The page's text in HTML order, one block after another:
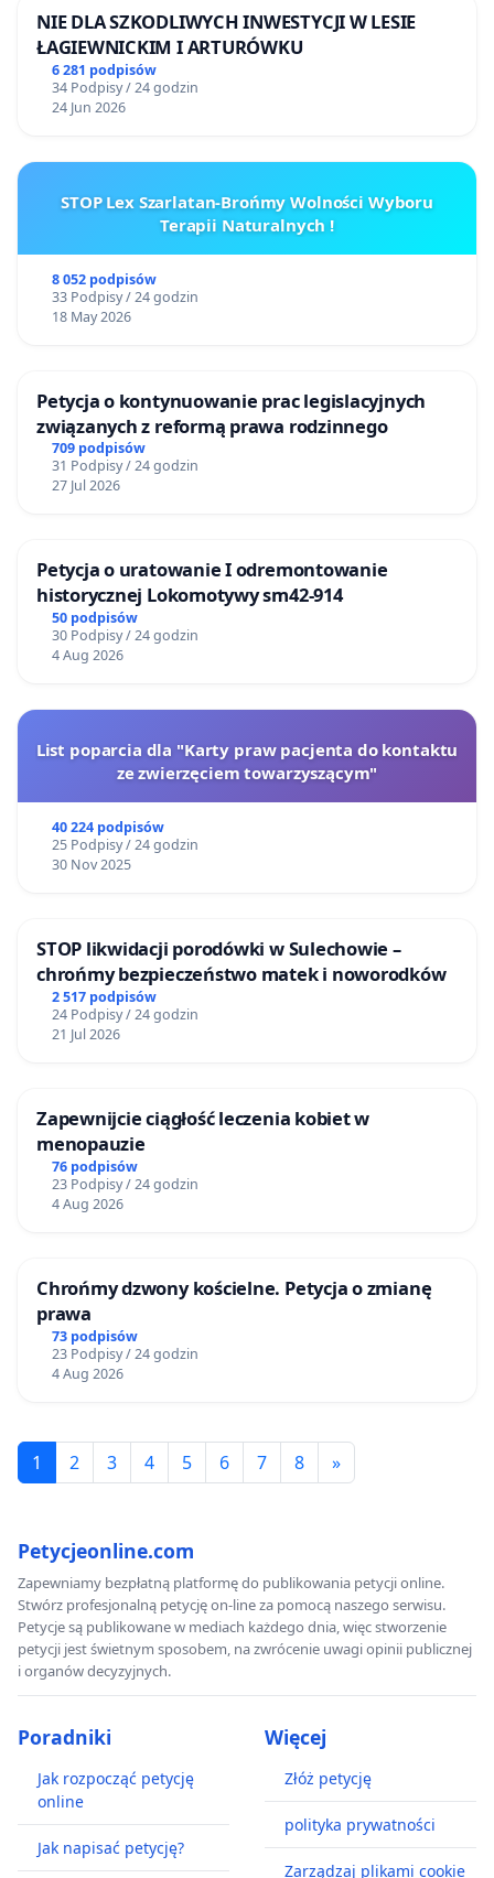
NIE DLA SZKODLIWYCH INWESTYCJI W LESIE
ŁAGIEWNICKIM I ARTURÓWKU
6 281 podpisów
34 Podpisy / 24 godzin
24 Jun 2026
STOP Lex Szarlatan-Brońmy Wolności Wyboru
Terapii Naturalnych !
8 052 podpisów
33 Podpisy / 24 godzin
18 May 2026
Petycja o kontynuowanie prac legislacyjnych
związanych z reformą prawa rodzinnego
709 podpisów
31 Podpisy / 24 godzin
27 Jul 2026
Petycja o uratowanie I odremontowanie
historycznej Lokomotywy sm42-914
50 podpisów
30 Podpisy / 24 godzin
4 Aug 2026
List poparcia dla "Karty praw pacjenta do kontaktu
ze zwierzęciem towarzyszącym"
40 224 podpisów
25 Podpisy / 24 godzin
30 Nov 2025
STOP likwidacji porodówki w Sulechowie –
chrońmy bezpieczeństwo matek i noworodków
2 517 podpisów
24 Podpisy / 24 godzin
21 Jul 2026
Zapewnijcie ciągłość leczenia kobiet w
menopauzie
76 podpisów
23 Podpisy / 24 godzin
4 Aug 2026
Chrońmy dzwony kościelne. Petycja o zmianę
prawa
73 podpisów
23 Podpisy / 24 godzin
4 Aug 2026
1 2 3 4 5 6 7 8 »
Petycjeonline.com
Zapewniamy bezpłatną platformę do publikowania petycji online.
Stwórz profesjonalną petycję on-line za pomocą naszego serwisu.
Petycje są publikowane w mediach każdego dnia, więc stworzenie
petycji jest świetnym sposobem, na zwrócenie uwagi opinii publicznej
i organów decyzyjnych.
Poradniki
Jak rozpocząć petycję
online
Jak napisać petycję?
Więcej
Złóż petycję
polityka prywatności
Zarządzaj plikami cookie